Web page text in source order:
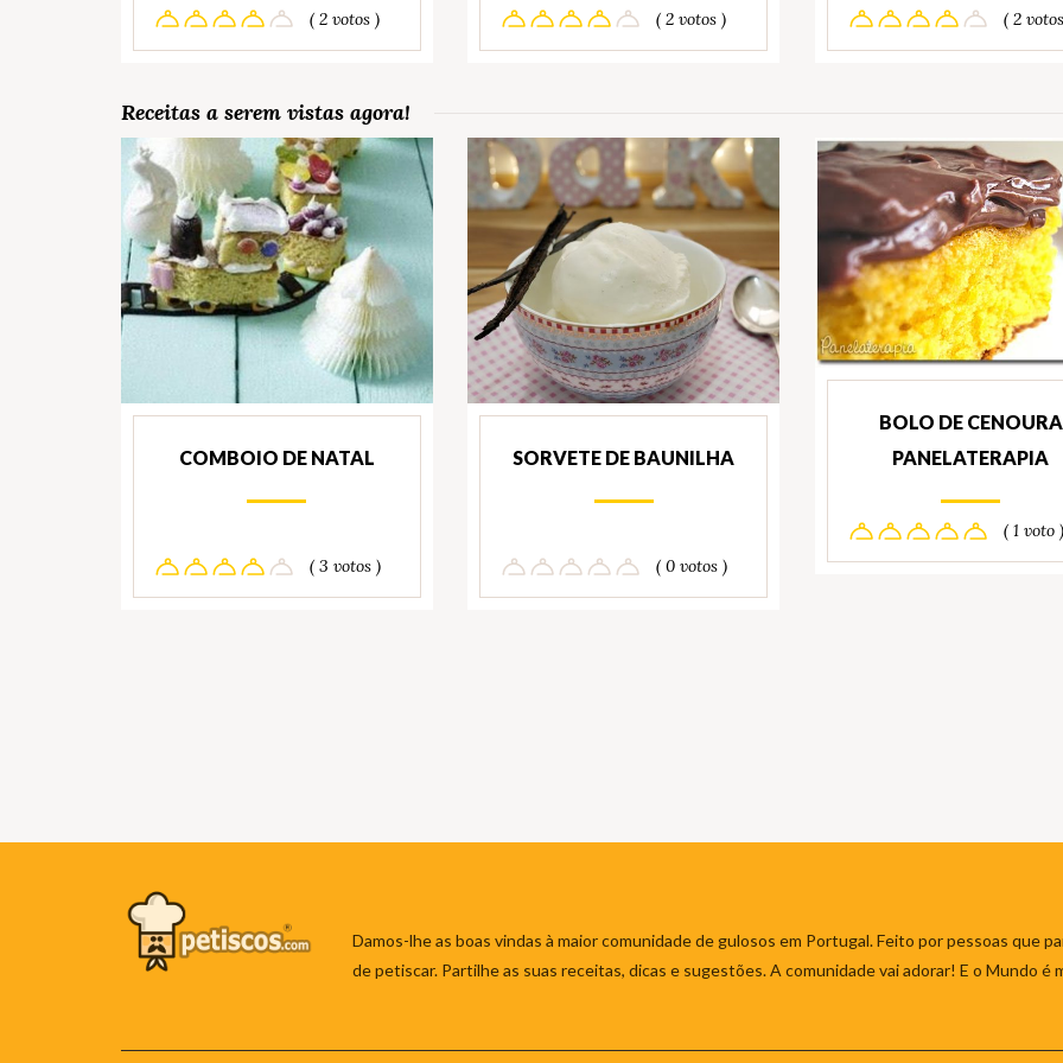
( 2 votos ) ( 2 votos ) ( 2
Receitas a serem vistas agora!
COMBOIO DE NATAL
( 3 votos )
SORVETE DE BAUNILHA
( 0 votos )
BOLO DE CENOURA
PANELATERAPIA
( 1 voto )
Damos-lhe as boas vindas à maior comunidade de gulosos em Portugal. Feito por pessoas que
de petiscar. Partilhe as suas receitas, dicas e sugestões. A comunidade vai adorar! E o Mundo é